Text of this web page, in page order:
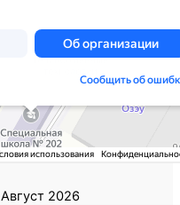
Август 2026